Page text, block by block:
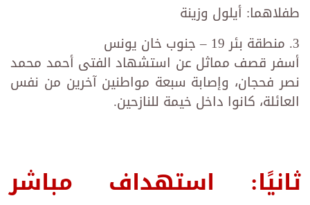
طفلاهما: أيلول وزينة
3. منطقة بئر 19 – جنوب خان يونس
أسفر قصف مماثل عن استشهاد الفتى أحمد محمد
نصر فحجان، وإصابة سبعة مواطنين آخرين من نفس
العائلة، كانوا داخل خيمة للنازحين.
ثانيًا: استهداف مباشر